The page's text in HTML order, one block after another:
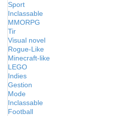
Sport
Inclassable
MMORPG
Tir
Visual novel
Rogue-Like
Minecraft-like
LEGO
Indies
Gestion
Mode
Inclassable
Football